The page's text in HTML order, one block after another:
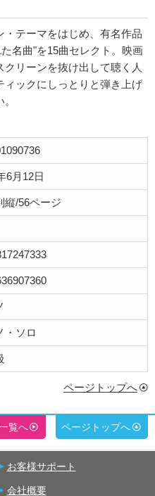
テーマをはじめ、有名作品
名曲"を15曲セレクト。映画
リーンを抜け出して聴く人
ックにしっとりと弾き上げ
6月12日
縦/56ページ
・ソロ
ページトップへ
覧へ ページトップへ
お客様サポート
会社概要